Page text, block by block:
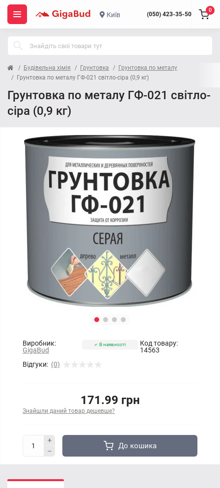
Київ (050) 423-35-50
0
Будівельна хімія Грунтовка
Грунтовка по металу
Грунтовка по металу ГФ-021 світло-сіра (0,9 кг)
Грунтовка по металу ГФ-021 світло-
сіра (0,9 кг)
Виробник:
GigaBud
Код товару:
14563
Відгуки: (0)
В наявності
171.99 грн
Знайшли даний товар дешевше?
До кошика